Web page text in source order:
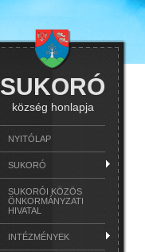
SUKORÓ
község honlapja
NYITÓLAP
SUKORÓ
SUKORÓI KÖZÖS
ÖNKORMÁNYZATI
HIVATAL
INTÉZMÉNYEK